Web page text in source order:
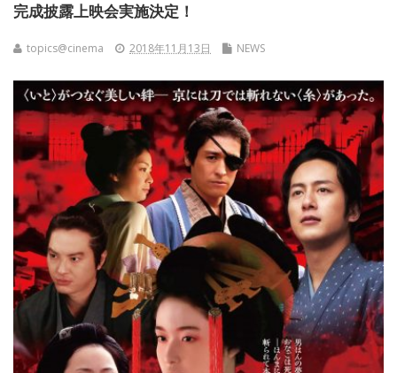
完成披露上映会実施決定！
topics@cinema 2018年11月13日 NEWS